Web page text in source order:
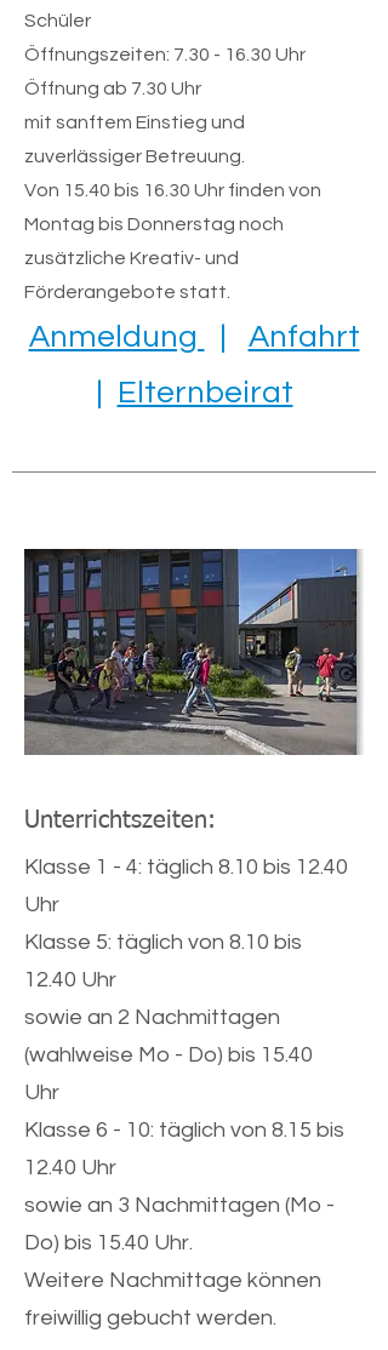
Schüler
Öffnungszeiten: 7.30 - 16.30 Uhr
Öffnung ab 7.30 Uhr
mit sanftem Einstieg und
zuverlässiger Betreuung.
Von 15.40 bis 16.30 Uhr finden von
Montag bis Donnerstag noch
zusätzliche Kreativ- und
Förderangebote statt.
Anmeldung
Anfahrt
Elternbeirat
Unterrichtszeiten:
Klasse 1 - 4: täglich 8.10 bis 12.40
Uhr
Klasse 5: täglich von 8.10 bis
12.40 Uhr
sowie an 2 Nachmittagen
(wahlweise Mo - Do) bis 15.40
Uhr
Klasse 6 - 10: täglich von 8.15 bis
12.40 Uhr
sowie an 3 Nachmittagen (Mo -
Do) bis 15.40 Uhr.
Weitere Nachmittage können
freiwillig gebucht werden.